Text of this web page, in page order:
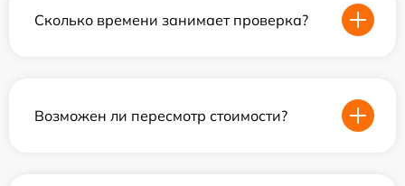
Сколько времени занимает проверка?
Возможен ли пересмотр стоимости?